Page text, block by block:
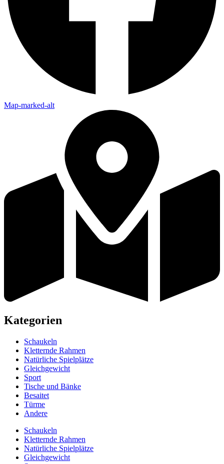
Map-marked-alt
Kategorien
Schaukeln
Kletternde Rahmen
Natürliche Spielplätze
Gleichgewicht
Sport
Tische und Bänke
Besaitet
Türme
Andere
Schaukeln
Kletternde Rahmen
Natürliche Spielplätze
Gleichgewicht